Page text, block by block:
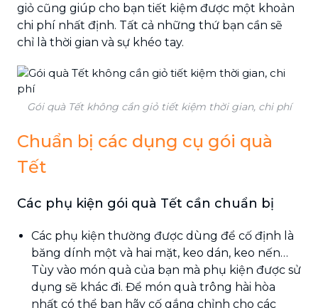
giỏ cũng giúp cho bạn tiết kiệm được một khoản
chi phí nhất định. Tất cả những thứ bạn cần sẽ
chỉ là thời gian và sự khéo tay.
Gói quà Tết không cần giỏ tiết kiệm thời gian, chi phí
Chuẩn bị các dụng cụ gói quà
Tết
Các phụ kiện gói quà Tết cần chuẩn bị
Các phụ kiện thường được dùng để cố định là
băng dính một và hai mặt, keo dán, keo nến…
Tùy vào món quà của bạn mà phụ kiện được sử
dụng sẽ khác đi. Để món quà trông hài hòa
nhất có thể bạn hãy cố gắng chỉnh cho các